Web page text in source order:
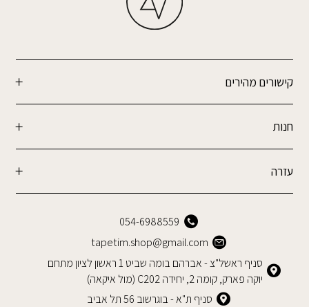
קישורים מהירים
חנות
עזרה
054-6988559
tapetim.shop@gmail.com
סניף ראשל"צ - אברהם בומה שביט 1 ראשון לציון מתחם
יוקה פארק, קומה 2, יחידה C202 (מול איקאה)
סניף ת"א - בוגרשוב 56 תל אביב